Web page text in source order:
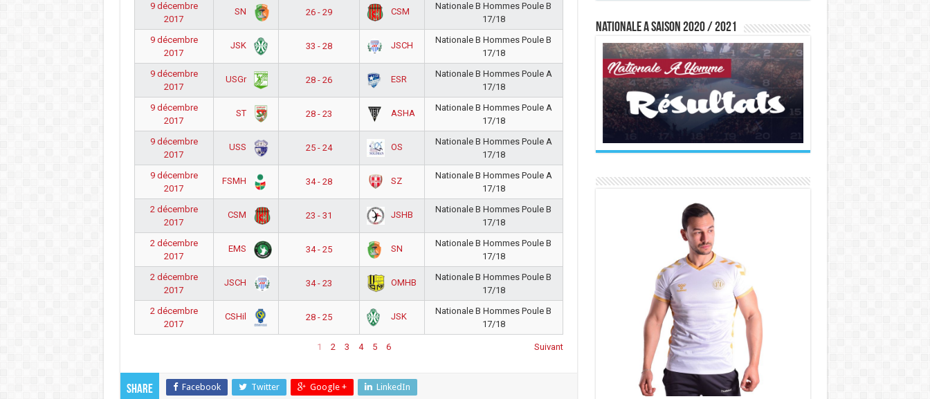
9 décembre
2017
SN 26 - 29 CSM
Nationale B Hommes Poule B
17/18
9 décembre
2017
JSK 33 - 28 JSCH
Nationale B Hommes Poule B
17/18
9 décembre
2017
USGr 28 - 26 ESR
Nationale B Hommes Poule A
17/18
9 décembre
2017
ST 28 - 23 ASHA
Nationale B Hommes Poule A
17/18
9 décembre
2017
USS 25 - 24 OS
Nationale B Hommes Poule A
17/18
9 décembre
2017
FSMH 34 - 28 SZ
Nationale B Hommes Poule A
17/18
2 décembre
2017
CSM 23 - 31 JSHB
Nationale B Hommes Poule B
17/18
2 décembre
2017
EMS 34 - 25 SN
Nationale B Hommes Poule B
17/18
2 décembre
2017
JSCH 34 - 23 OMHB
Nationale B Hommes Poule B
17/18
2 décembre
2017
CSHil 28 - 25 JSK
Nationale B Hommes Poule B
17/18
1 2 3 4 5 6 Suivant
Share Facebook Twitter Google + LinkedIn
Nationale A saison 2020 / 2021